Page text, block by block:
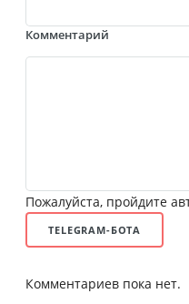
Комментарий
Пожалуйста, пройдите
TELEGRAM-БОТА
Комментариев пока нет.